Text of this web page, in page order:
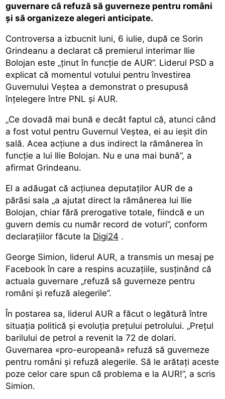
guvernare că refuză să guverneze pentru români
și să organizeze alegeri anticipate.
Controversa a izbucnit luni, 6 iulie, după ce Sorin
Grindeanu a declarat că premierul interimar Ilie
Bolojan este „ținut în funcție de AUR”. Liderul PSD a
explicat că momentul votului pentru învestirea
Guvernului Veștea a demonstrat o presupusă
înțelegere între PNL și AUR.
„Ce dovadă mai bună e decât faptul că, atunci când
a fost votul pentru Guvernul Veștea, ei au ieșit din
sală. Acea acțiune a dus indirect la rămânerea în
funcție a lui Ilie Bolojan. Nu e una mai bună”, a
afirmat Grindeanu.
El a adăugat că acțiunea deputaților AUR de a
părăsi sala „a ajutat direct la rămânerea lui Ilie
Bolojan, chiar fără prerogative totale, fiindcă e un
guvern demis cu număr record de voturi”, conform
declarațiilor făcute la Digi24 .
George Simion, liderul AUR, a transmis un mesaj pe
Facebook în care a respins acuzațiile, susținând că
actuala guvernare „refuză să guverneze pentru
români și refuză alegerile”.
În postarea sa, liderul AUR a făcut o legătură între
situația politică și evoluția prețului petrolului. „Prețul
barilului de petrol a revenit la 72 de dolari.
Guvernarea «pro-europeană» refuză să guverneze
pentru români și refuză alegerile. Să le arătați aceste
poze celor care spun că problema e la AUR!”, a scris
Simion.